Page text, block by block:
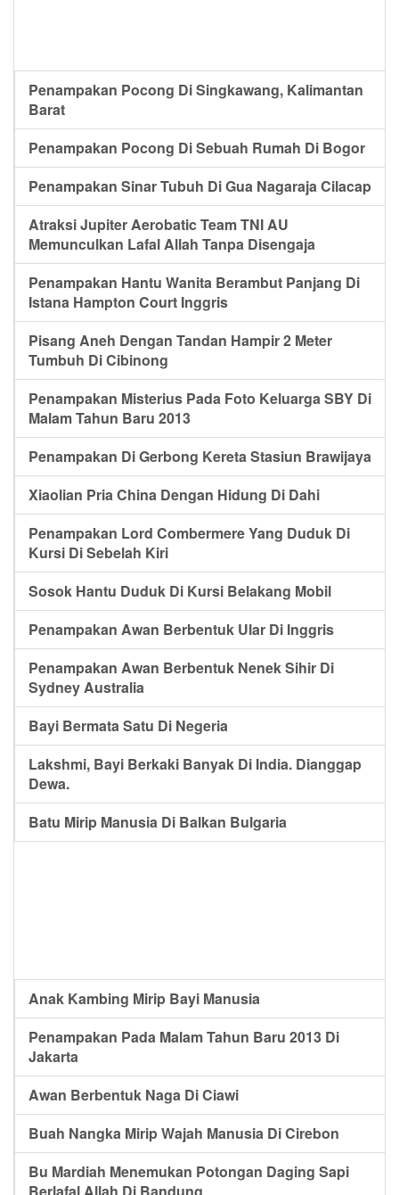
Penampakan Pocong Di Singkawang, Kalimantan
Barat
Penampakan Pocong Di Sebuah Rumah Di Bogor
Penampakan Sinar Tubuh Di Gua Nagaraja Cilacap
Atraksi Jupiter Aerobatic Team TNI AU
Memunculkan Lafal Allah Tanpa Disengaja
Penampakan Hantu Wanita Berambut Panjang Di
Istana Hampton Court Inggris
Pisang Aneh Dengan Tandan Hampir 2 Meter
Tumbuh Di Cibinong
Penampakan Misterius Pada Foto Keluarga SBY Di
Malam Tahun Baru 2013
Penampakan Di Gerbong Kereta Stasiun Brawijaya
Xiaolian Pria China Dengan Hidung Di Dahi
Penampakan Lord Combermere Yang Duduk Di
Kursi Di Sebelah Kiri
Sosok Hantu Duduk Di Kursi Belakang Mobil
Penampakan Awan Berbentuk Ular Di Inggris
Penampakan Awan Berbentuk Nenek Sihir Di
Sydney Australia
Bayi Bermata Satu Di Negeria
Lakshmi, Bayi Berkaki Banyak Di India. Dianggap
Dewa.
Batu Mirip Manusia Di Balkan Bulgaria
Anak Kambing Mirip Bayi Manusia
Penampakan Pada Malam Tahun Baru 2013 Di
Jakarta
Awan Berbentuk Naga Di Ciawi
Buah Nangka Mirip Wajah Manusia Di Cirebon
Bu Mardiah Menemukan Potongan Daging Sapi